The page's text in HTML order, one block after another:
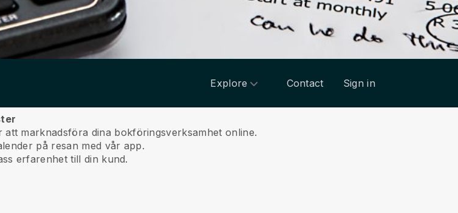
Explore Contact Sign in
marknadsföra dina bokföringsverksamhet online.
på resan med vår app.
erfarenhet till din kund.